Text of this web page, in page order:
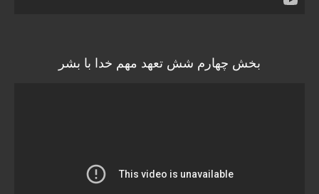
بخش چهارم شش تعهد مهم خدا با بشر